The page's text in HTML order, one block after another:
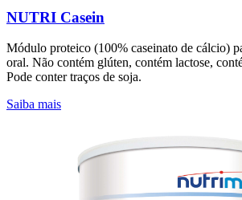
NUTRI Casein
Módulo proteico (100% caseinato de cálcio)
oral. Não contém glúten, contém lactose,
Pode conter traços de soja.
Saiba mais